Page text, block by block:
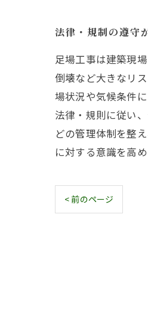
法律・規制の遵守
足場工事は建築現
倒壊など大きなリ
場状況や気候条件
法律・規則に従い
どの管理体制を整
に対する意識を高
< 前のページ